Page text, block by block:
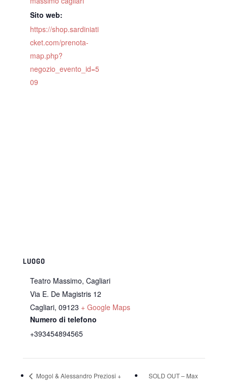
Sito web:
https://shop.sardiniati
cket.com/prenota-
map.php?
negozio_evento_id=5
09
LUOGO
Teatro Massimo, Cagliari
Via E. De Magistris 12
Cagliari, 09123 + Google Maps
Numero di telefono
+393454894565
Mogol & Alessandro Preziosi +
SOLD OUT – Max